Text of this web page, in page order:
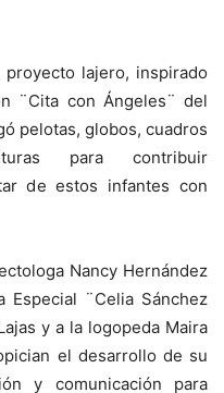
lajero, inspirado
¨Cita con Ángeles¨ del
pelotas, globos, cuadros
para contribuir
de estos infantes con
Nancy Hernández
Especial ¨Celia Sánchez
y a la logopeda Maira
el desarrollo de su
y comunicación para